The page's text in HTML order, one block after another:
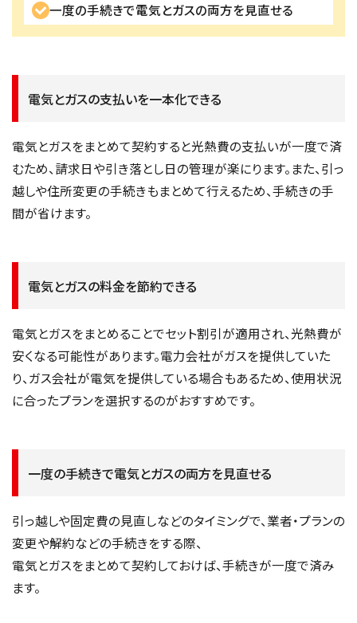
一度の手続きで電気とガスの両方を見直せる
電気とガスの支払いを一本化できる
電気とガスをまとめて契約すると光熱費の支払いが一度で済
むため、請求日や引き落とし日の管理が楽にります。また、引っ
越しや住所変更の手続きもまとめて行えるため、手続きの手
間が省けます。
電気とガスの料金を節約できる
電気とガスをまとめることでセット割引が適用され、光熱費が
安くなる可能性があります。電力会社がガスを提供していた
り、ガス会社が電気を提供している場合もあるため、使用状況
に合ったプランを選択するのがおすすめです。
一度の手続きで電気とガスの両方を見直せる
引っ越しや固定費の見直しなどのタイミングで、業者・プランの
変更や解約などの手続きをする際、
電気とガスをまとめて契約しておけば、手続きが一度で済み
ます。